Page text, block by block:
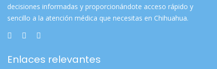
decisiones informadas y proporcionándote acceso rápido y
sencillo a la atención médica que necesitas en Chihuahua.
Enlaces relevantes